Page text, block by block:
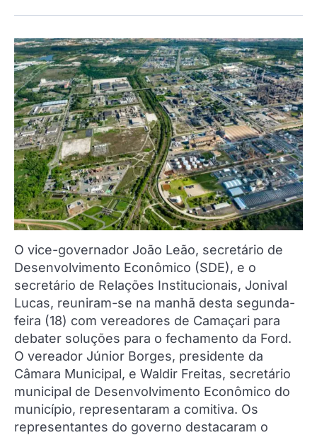
O vice-governador João Leão, secretário de
Desenvolvimento Econômico (SDE), e o
secretário de Relações Institucionais, Jonival
Lucas, reuniram-se na manhã desta segunda-
feira (18) com vereadores de Camaçari para
debater soluções para o fechamento da Ford.
O vereador Júnior Borges, presidente da
Câmara Municipal, e Waldir Freitas, secretário
municipal de Desenvolvimento Econômico do
município, representaram a comitiva. Os
representantes do governo destacaram o